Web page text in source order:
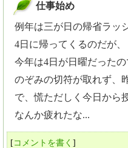
仕事始め
例年は三が日の帰省ラッ
4日に帰ってくるのだが、
今年は4日が日曜だったの
のぞみの切符が取れず、
で、慌ただしく今日から
なんか疲れたな...
[コメントを書く ]